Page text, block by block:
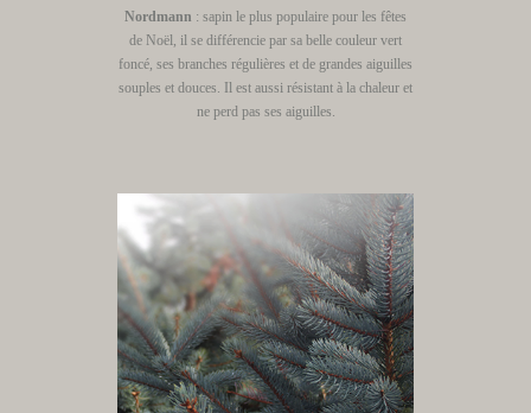
Nordmann : sapin le plus populaire pour les fêtes
de Noël, il se différencie par sa belle couleur vert
foncé, ses branches régulières et de grandes aiguilles
souples et douces. Il est aussi résistant à la chaleur et
ne perd pas ses aiguilles.